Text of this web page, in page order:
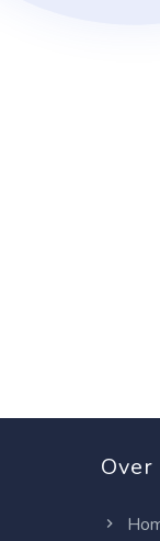
Over